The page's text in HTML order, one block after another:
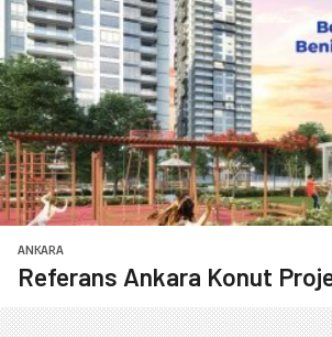
ANKARA
Referans Ankara Konut